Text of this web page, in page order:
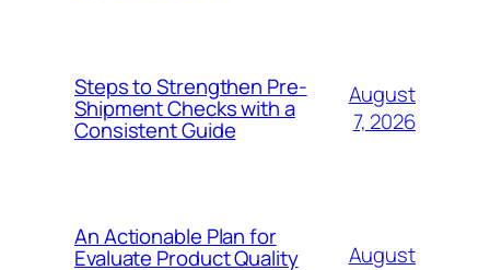
Steps to Strengthen Pre-
Shipment Checks with a
Consistent Guide
August
7, 2026
An Actionable Plan for
Evaluate Product Quality
August